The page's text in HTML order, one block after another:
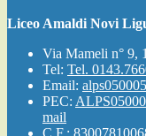
Liceo Amaldi Novi
Via Mameli n° 9,
Tel: Tel.
Email:
PEC:
mail